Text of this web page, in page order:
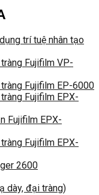
trí tuệ nhân tạo
Fujifilm VP-
Fujifilm EP-6000
Fujifilm EPX-
Fujifilm EPX-
Fujifilm EPX-
2600
dày, đại tràng)